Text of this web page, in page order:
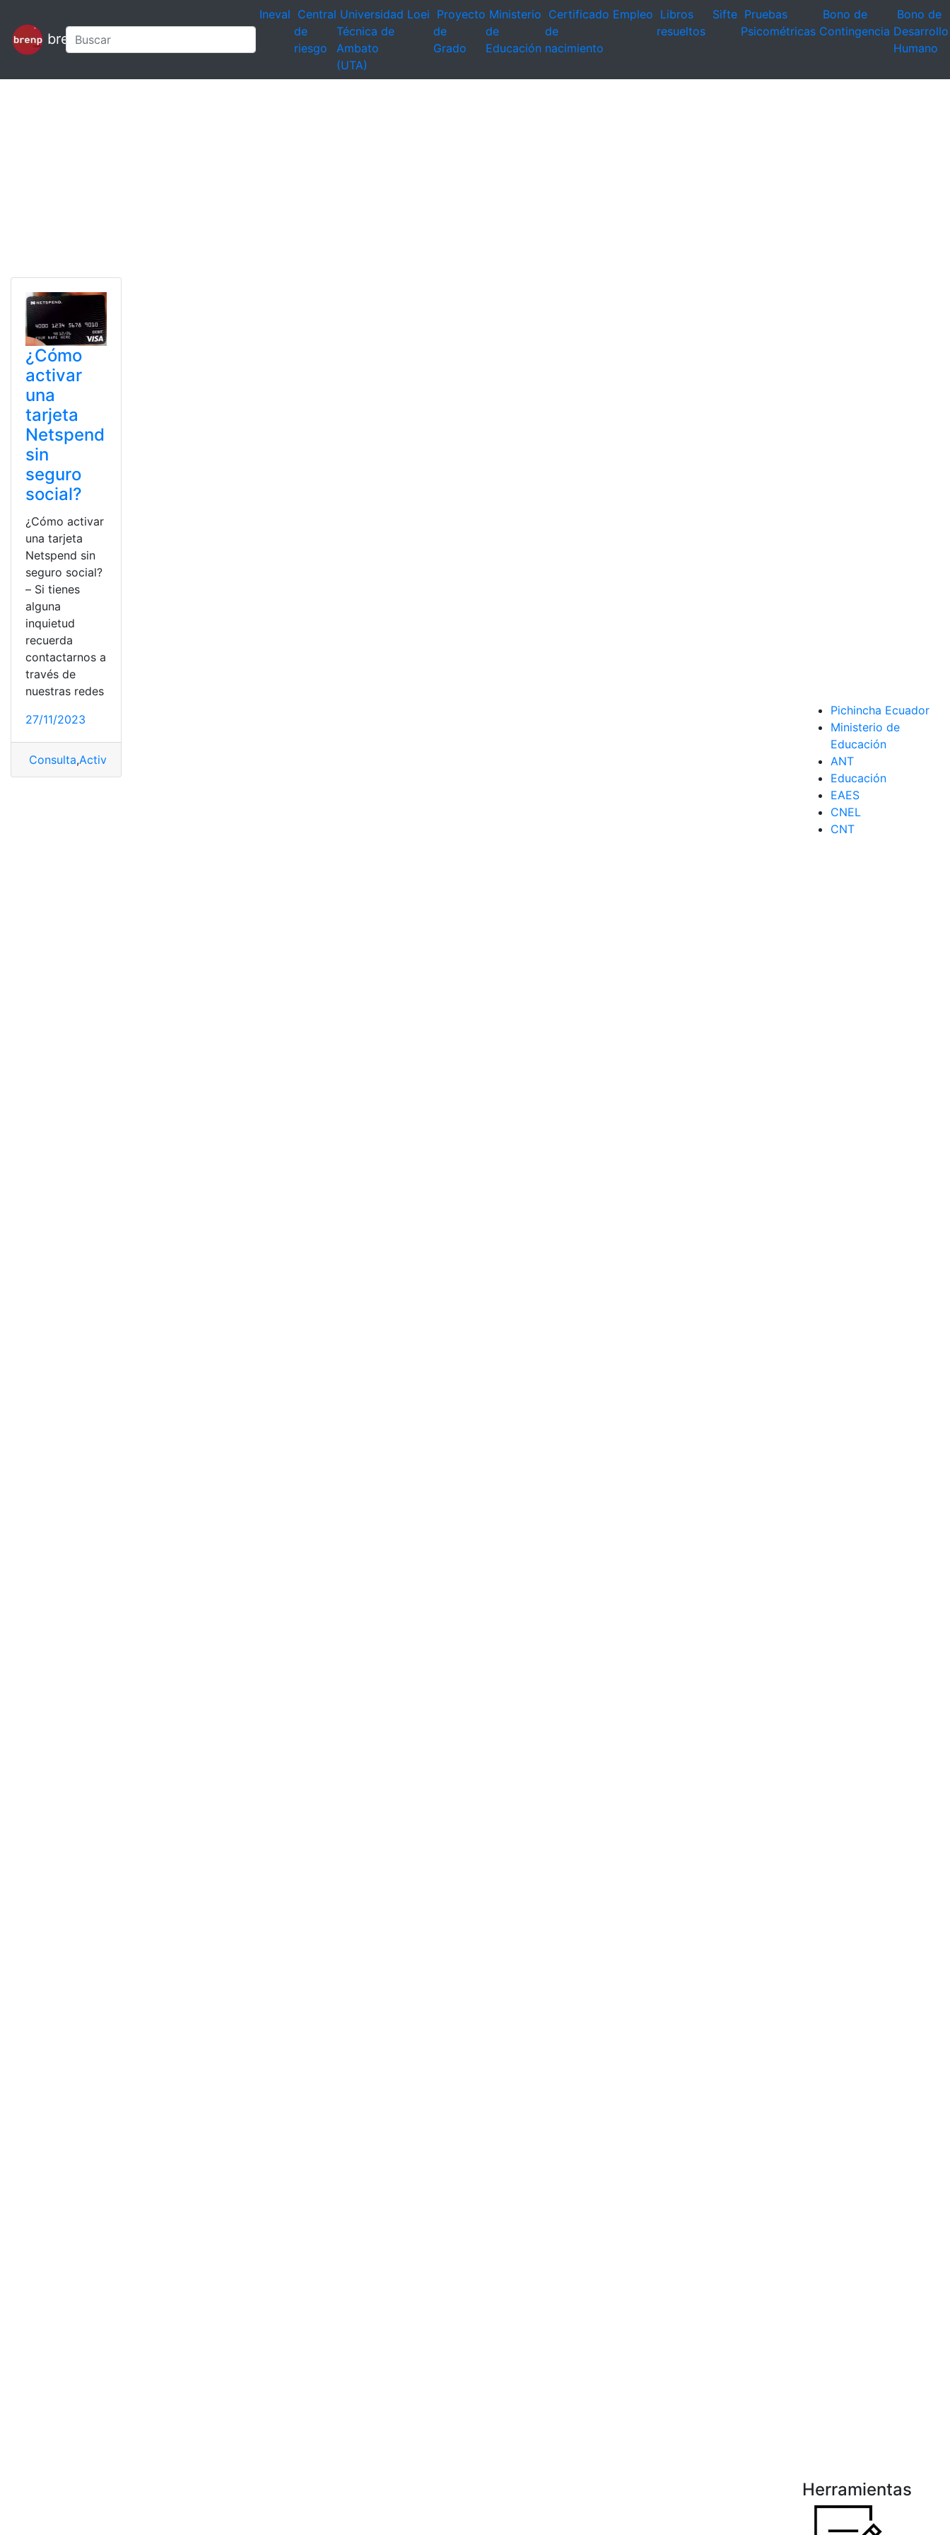
brenp
Ineval Central
de
riesgo
Universidad
Técnica de
Ambato
(UTA)
Loei Proyecto
de
Grado
Ministerio
de
Educación
Certificado
de
nacimiento
Empleo Libros
resueltos
Sifte Pruebas
Psicométricas
Bono de
Contingencia
Bono de
Desarrollo
Humano
¿Cómo
activar
una
tarjeta
Netspend
sin
seguro
social?
¿Cómo activar
una tarjeta
Netspend sin
seguro social?
– Si tienes
alguna
inquietud
recuerda
contactarnos a
través de
nuestras redes
27/11/2023
Consulta,Activar
Pichincha Ecuador
Ministerio de
Educación
ANT
Educación
EAES
CNEL
CNT
Herramientas